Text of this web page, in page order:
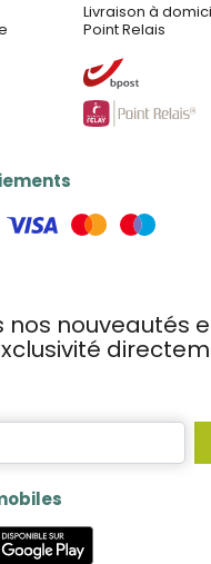
Livraison à
Point Relais
nos nouveautés